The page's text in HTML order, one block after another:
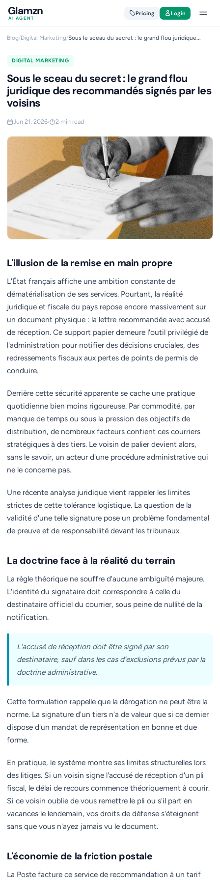
Glamzn
AI AGENT
Pricing Login
Blog/Digital Marketing/Sous le sceau du secret : le grand flou juridique...
DIGITAL MARKETING
Sous le sceau du secret : le grand flou
juridique des recommandés signés par les
voisins
Jun 21, 2026 2 min read
L'illusion de la remise en main propre
L'État français affiche une ambition constante de
dématérialisation de ses services. Pourtant, la réalité
juridique et fiscale du pays repose encore massivement sur
un document physique : la lettre recommandée avec accusé
de réception. Ce support papier demeure l'outil privilégié de
l'administration pour notifier des décisions cruciales, des
redressements fiscaux aux pertes de points de permis de
conduire.
Derrière cette sécurité apparente se cache une pratique
quotidienne bien moins rigoureuse. Par commodité, par
manque de temps ou sous la pression des objectifs de
distribution, de nombreux facteurs confient ces courriers
stratégiques à des tiers. Le voisin de palier devient alors,
sans le savoir, un acteur d'une procédure administrative qui
ne le concerne pas.
Une récente analyse juridique vient rappeler les limites
strictes de cette tolérance logistique. La question de la
validité d'une telle signature pose un problème fondamental
de preuve et de responsabilité devant les tribunaux.
La doctrine face à la réalité du terrain
La règle théorique ne souffre d'aucune ambiguïté majeure.
L'identité du signataire doit correspondre à celle du
destinataire officiel du courrier, sous peine de nullité de la
notification.
L'accusé de réception doit être signé par son
destinataire, sauf dans les cas d’exclusions prévus par la
doctrine administrative.
Cette formulation rappelle que la dérogation ne peut être la
norme. La signature d'un tiers n'a de valeur que si ce dernier
dispose d'un mandat de représentation en bonne et due
forme.
En pratique, le système montre ses limites structurelles lors
des litiges. Si un voisin signe l'accusé de réception d'un pli
fiscal, le délai de recours commence théoriquement à courir.
Si ce voisin oublie de vous remettre le pli ou s'il part en
vacances le lendemain, vos droits de défense s'éteignent
sans que vous n'ayez jamais vu le document.
L'économie de la friction postale
La Poste facture ce service de recommandation à un tarif